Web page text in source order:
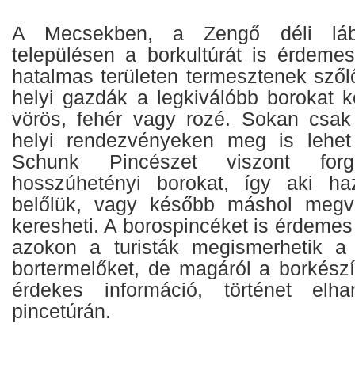
A Mecsekben, a Zengő déli
településen a borkultúrát is
hatalmas területen termesztenek
helyi gazdák a legkiválóbb borokat
vörös, fehér vagy rozé. Sokan
helyi rendezvényeken meg is
Schunk Pincészet viszont
hosszúhetényi borokat, így aki
belőlük, vagy később máshol
keresheti. A borospincéket is
azokon a turisták megismerhetik
bortermelőket, de magáról a
érdekes információ, történet
pincetúrán.